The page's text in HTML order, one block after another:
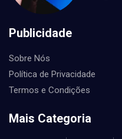
Publicidade
Sobre Nós
Política de Privacidade
Termos e Condições
Mais Categoria